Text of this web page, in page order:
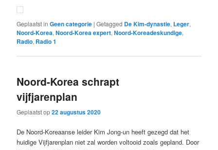
Geplaatst in Geen categorie |Getagged De Kim-dynastie, Leger,
Noord-Korea,Noord-Korea expert,Noord-Koreadeskundige,
Radio, Radio 1
Noord-Korea schrapt
vijfjarenplan
Geplaatst op22 augustus 2020
De Noord-Koreaanse leider Kim Jong-un heeft gezegd dat het
huidige Vijfjarenplan niet zal worden voltooid zoals gepland. Door